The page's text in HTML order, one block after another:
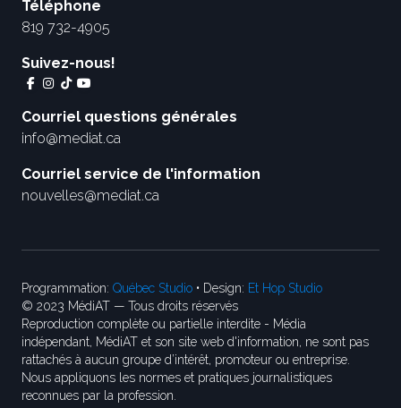
Téléphone
819 732-4905
Suivez-nous!
Courriel questions générales
info@mediat.ca
Courriel service de l'information
nouvelles@mediat.ca
Programmation: Québec Studio • Design: Et Hop Studio
© 2023 MédiAT — Tous droits réservés
Reproduction complète ou partielle interdite - Média
indépendant, MédiAT et son site web d'information, ne sont pas
rattachés à aucun groupe d’intérêt, promoteur ou entreprise.
Nous appliquons les normes et pratiques journalistiques
reconnues par la profession.